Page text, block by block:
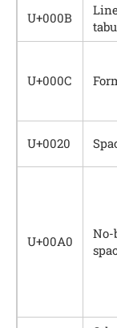
U+000B
U+000C
U+0020
U+00A0
No-